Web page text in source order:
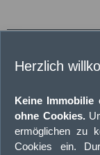
Herzlich
Keine Immobilie
ohne Cookies.
ermöglichen zu
Cookies ein.
Wasser­